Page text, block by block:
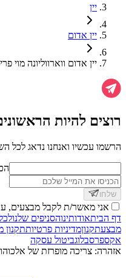
יין
יין אדום
יין אדום ווארווליונה מוי
רוצים להיות
הרשמו עכשיו ואנחנו נדאג לכל
שלחו
אני מאשר/ת לקבל מבצעים,
דף הביתאודותינוהסניפים שלנו
מבצעתקנוןמדיניות פרטיותתקנון
אקספרסבלוגביטול עסקה
אזהרה: צריכה מופרזת של